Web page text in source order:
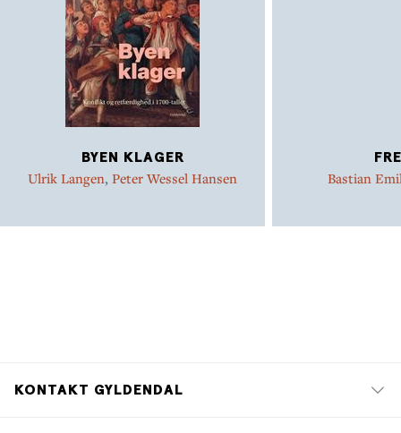
BYEN KLAGER
Ulrik Langen, Peter Wessel Hansen Bastian
KONTAKT GYLDENDAL